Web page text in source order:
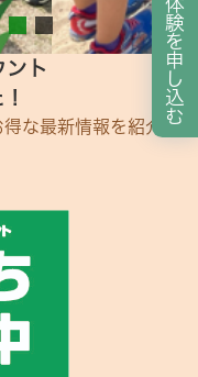
ント
な最新情報を紹介し
体
験
を
申
し
込
む